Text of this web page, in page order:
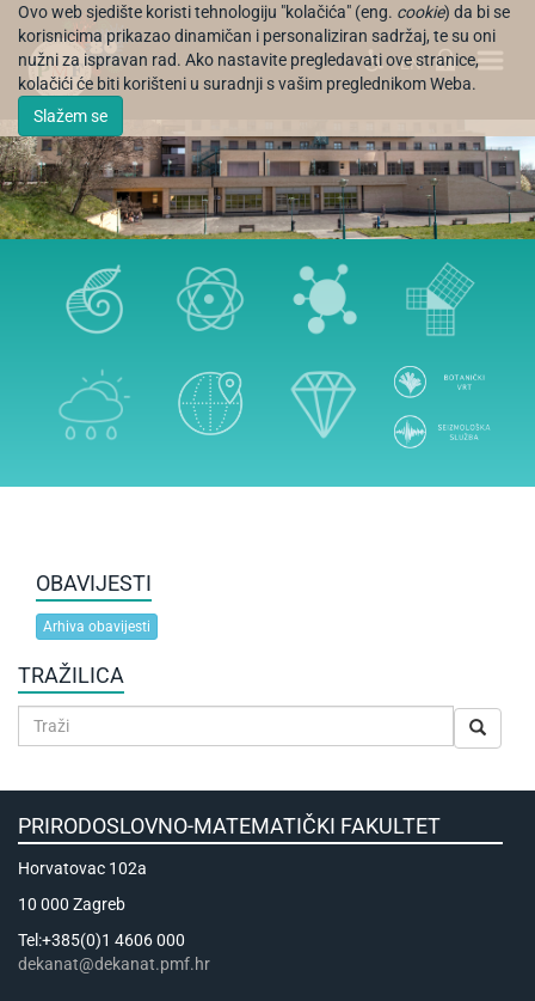
Ovo web sjedište koristi tehnologiju "kolačića" (eng. cookie) da bi se
korisnicima prikazao dinamičan i personaliziran sadržaj, te su oni
nužni za ispravan rad. Ako nastavite pregledavati ove stranice,
kolačići će biti korišteni u suradnji s vašim preglednikom Weba.
Slažem se
EN
OBAVIJESTI
Arhiva obavijesti
TRAŽILICA
PRIRODOSLOVNO-MATEMATIČKI FAKULTET
Horvatovac 102a
10 000 Zagreb
Tel:+385(0)1 4606 000
dekanat@dekanat.pmf.hr